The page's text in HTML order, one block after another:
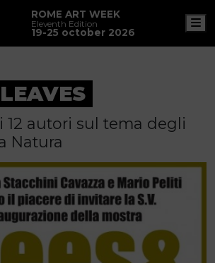
ROME ART WEEK
Eleventh Edition
19-25 october 2026
12 autori sul tema degli
Natura